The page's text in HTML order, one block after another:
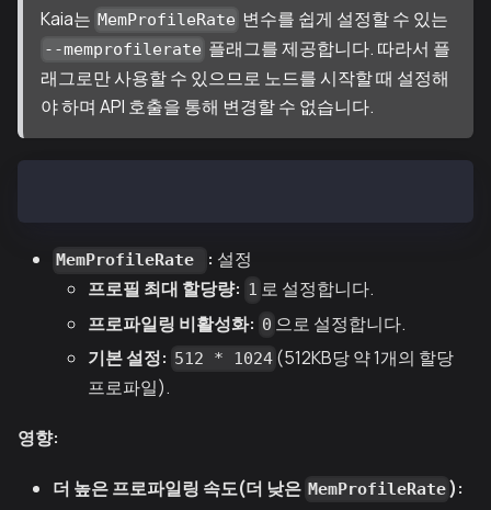
Kaia는 MemProfileRate 변수를 쉽게 설정할 수 있는
--memprofilerate 플래그를 제공합니다. 따라서 플
래그로만 사용할 수 있으므로 노드를 시작할 때 설정해
야 하며 API 호출을 통해 변경할 수 없습니다.
MemProfileRate : 설정
프로필 최대 할당량: 1 로 설정합니다.
프로파일링 비활성화: 0 으로 설정합니다.
기본 설정: 512 * 1024 (512KB당 약 1개의 할당
프로파일).
영향:
더 높은 프로파일링 속도(더 낮은 MemProfileRate):